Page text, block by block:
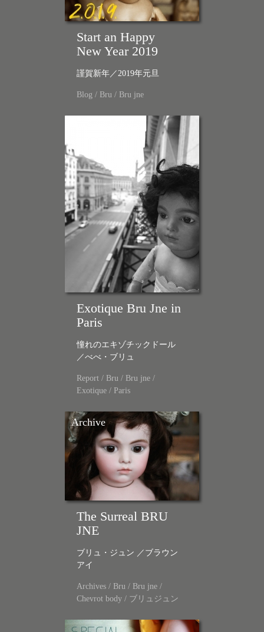
Start an Happy
New Year 2019
謹賀新年／2019年元旦
Blog / Bru / Bru jne
Exotique Bru Jne in
Paris
憧れのエキゾチックドール
／べべ・ブリュ
Report / Bru / Bru jne /
Exotique / Paris
Archive
The Surreal BRU
JNE
ブリュ・ジュン ／ブラウン
アイ
Archives / Bru / Bru jne /
Chevrot body / ブリュジュン